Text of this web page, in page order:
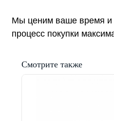
Мы ценим ваше время и
процесс покупки
Смотрите также
Адрес:
проезд, д. 10, стр. 11